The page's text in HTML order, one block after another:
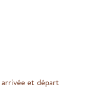
et départ